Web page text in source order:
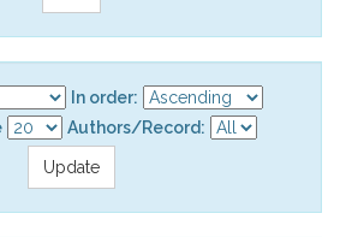
In order:
Authors/Record: